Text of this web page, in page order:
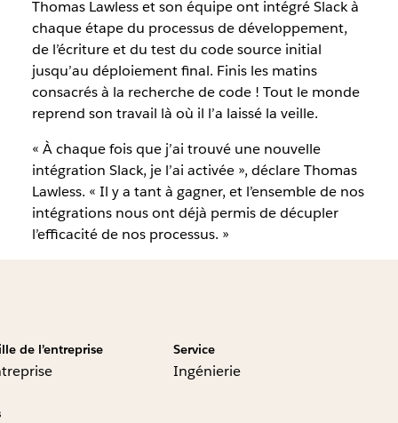
Thomas Lawless et son équipe ont intégré Slack à
chaque étape du processus de développement,
de l’écriture et du test du code source initial
jusqu’au déploiement final. Finis les matins
consacrés à la recherche de code ! Tout le monde
reprend son travail là où il l’a laissé la veille.
« À chaque fois que j’ai trouvé une nouvelle
intégration Slack, je l’ai activée », déclare Thomas
Lawless. « Il y a tant à gagner, et l’ensemble de nos
intégrations nous ont déjà permis de décupler
l’efficacité de nos processus. »
de l’entreprise Service
Ingénierie